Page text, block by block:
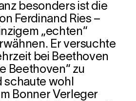
besonders ist die
Ferdinand Ries –
„echten“
Er versuchte
bei Beethoven
Beethoven“ zu
schaute wohl
Bonner Verleger